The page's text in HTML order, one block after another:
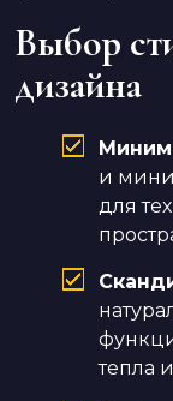
Выбор
дизайна
и
для
тепла